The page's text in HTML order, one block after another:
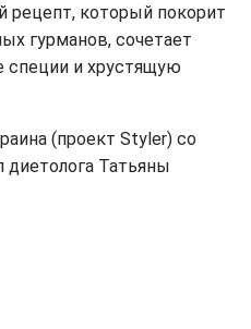
рецепт, который покорит
гурманов, сочетает
и хрустящую
(проект Styler) со
диетолога Татьяны